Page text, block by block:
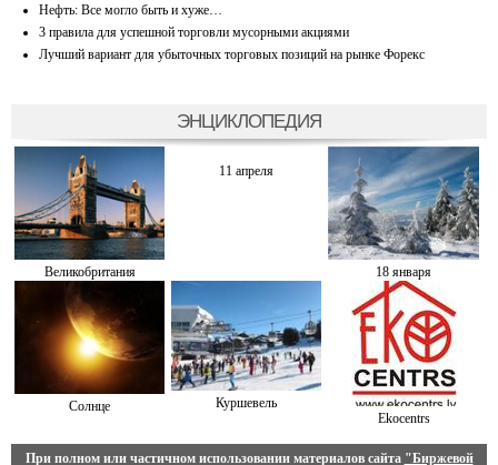
Нефть: Все могло быть и хуже…
3 правила для успешной торговли мусорными акциями
Лучший вариант для убыточных торговых позиций на рынке Форекс
ЭНЦИКЛОПЕДИЯ
Великобритания
11 апреля
18 января
Солнце
Куршевель
Ekocentrs
При полном или частичном использовании материалов сайта "Биржевой